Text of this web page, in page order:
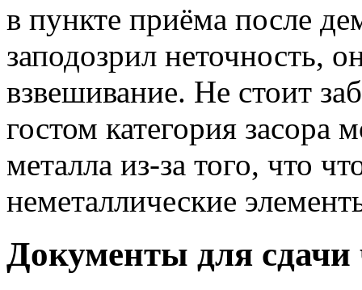
в пункте приёма после
заподозрил неточность,
взвешивание. Не стоит
гостом категория засора
металла из-за того, что
неметаллические
Документы для сдачи